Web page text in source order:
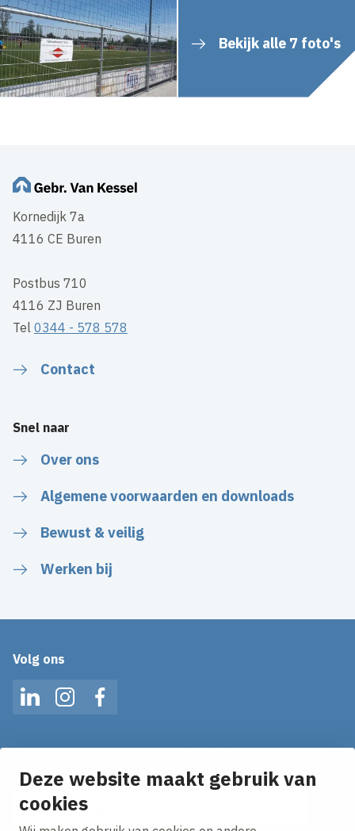
Deze website maakt gebruik van
cookies
Bekijk alle 7 foto's
Kornedijk 7a
4116 CE Buren
Postbus 710
4116 ZJ Buren
Tel0344 - 578 578
Contact
Snel naar
Over ons
Algemene voorwaarden en downloads
Bewust & veilig
Werken bij
Volg ons
LinkedInInstagramFacebook
Ontvang onze nieuws alerts in je mailbox!
E-mailadres